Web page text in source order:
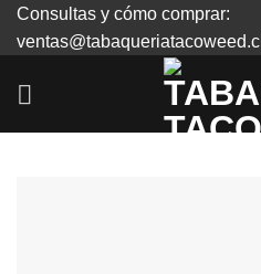
SkipConsultas y cómo comprar:
ventas@tabaqueriatacoweed.cl